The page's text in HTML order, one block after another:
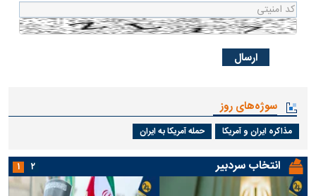
سوژه‌های روز
مذاکره ایران و آمریکا حمله آمریکا به ایران
انتخاب سردبیر ۱ ۲